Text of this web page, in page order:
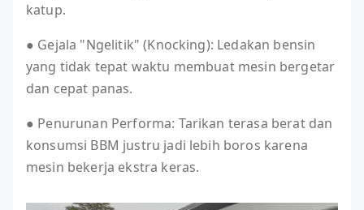
katup.
● Gejala "Ngelitik" (Knocking): Ledakan bensin
yang tidak tepat waktu membuat mesin bergetar
dan cepat panas.
● Penurunan Performa: Tarikan terasa berat dan
konsumsi BBM justru jadi lebih boros karena
mesin bekerja ekstra keras.